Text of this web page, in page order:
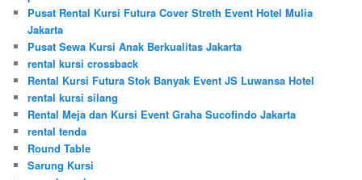
Pusat Rental Kursi Futura Cover Streth Event Hotel Mulia
Jakarta
Pusat Sewa Kursi Anak Berkualitas Jakarta
rental kursi crossback
Rental Kursi Futura Stok Banyak Event JS Luwansa Hotel
rental kursi silang
Rental Meja dan Kursi Event Graha Sucofindo Jakarta
rental tenda
Round Table
Sarung Kursi